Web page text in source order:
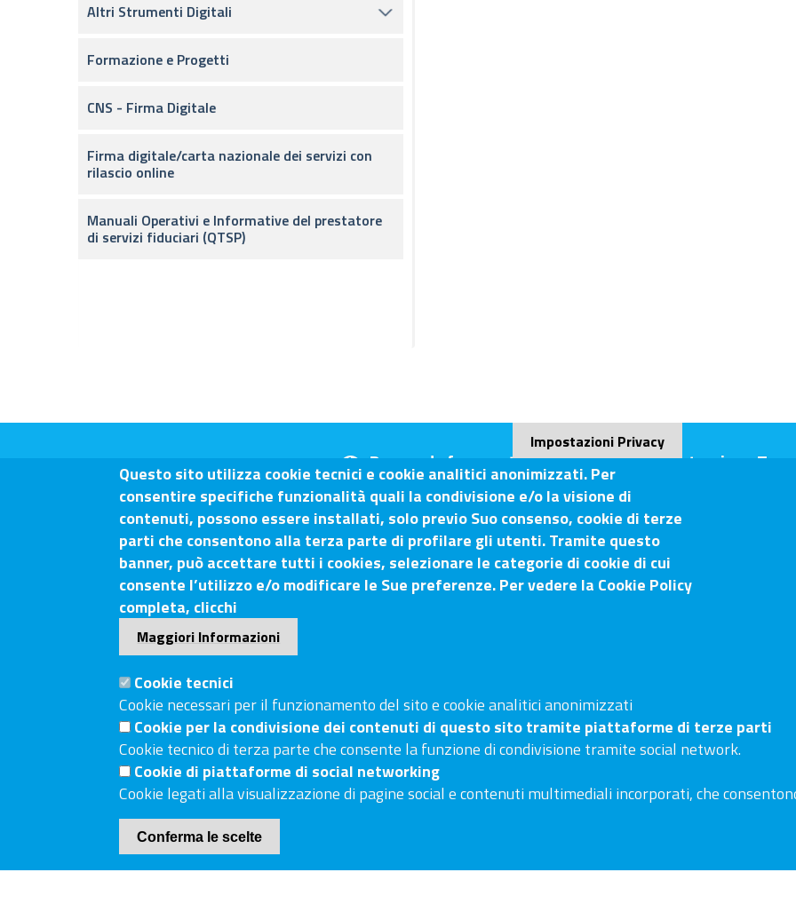
Altri Strumenti Digitali
Formazione e Progetti
CNS - Firma Digitale
Firma digitale/carta nazionale dei servizi con
rilascio online
Manuali Operativi e Informative del prestatore
di servizi fiduciari (QTSP)
Domande frequenti (FAQ) Amministrazione
Camera di Commercio Arezzo-Siena
Contatti
Sede Legale: Via Lazzaro Spallanzani, 25 – 52100 Arezzo
Sede Secondaria: Piazza Giacomo Matteotti, 30 - 53100 Siena
Tel. Sede Legale: 0575/3030
Tel. Sede Secondaria: 0577/202511
C.F./P.IVA: 02326130511
Codice Univoco UF6UWY
PECcciaa.arezzosiena@as.legalmail.camcom.it
Accessibilità
Mappa del sito
Piè
Cookie Policy Internet Privacy Privacy
Impostazioni Privacy
Questo sito utilizza cookie tecnici e cookie analitici anonimizzati. Per
consentire specifiche funzionalità quali la condivisione e/o la visione di
contenuti, possono essere installati, solo previo Suo consenso, cookie di terze
parti che consentono alla terza parte di profilare gli utenti. Tramite questo
banner, può accettare tutti i cookies, selezionare le categorie di cookie di cui
consente l’utilizzo e/o modificare le Sue preferenze. Per vedere la Cookie Policy
completa, clicchi
Maggiori Informazioni
Cookie tecnici
Cookie necessari per il funzionamento del sito e cookie analitici anonimizzati
Cookie per la condivisione dei contenuti di questo sito tramite piattaforme di terze parti
Cookie tecnico di terza parte che consente la funzione di condivisione tramite social network.
Cookie di piattaforme di social networking
Cookie legati alla visualizzazione di pagine social e contenuti multimediali incorporati, che
Conferma le scelte